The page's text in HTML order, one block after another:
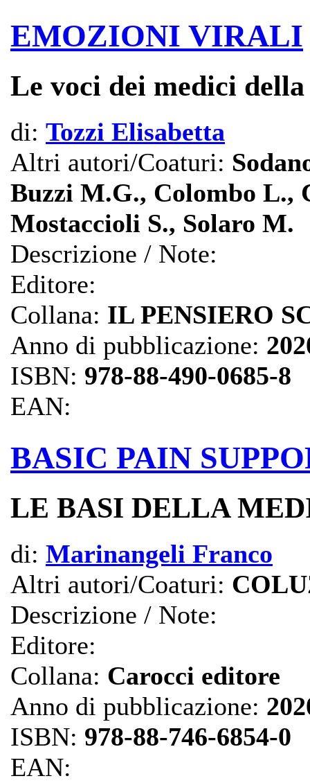
EMOZIONI VIRALI
Le voci dei medici
di: Tozzi Elisabetta
Altri autori/Coaturi:
Buzzi M.G., Colombo L.,
Mostaccioli S., Solaro M.
Descrizione / Note:
Editore:
Collana: IL PENSIERO
Anno di pubblicazione:
ISBN: 978-88-490-0685-8
EAN:
BASIC PAIN
LE BASI DELLA
di: Marinangeli Franco
Altri autori/Coaturi:
Descrizione / Note:
Editore:
Collana: Carocci editore
Anno di pubblicazione:
ISBN: 978-88-746-6854-0
EAN: